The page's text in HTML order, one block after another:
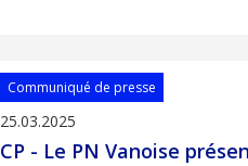
Communiqué de presse
25.03.2025
CP - Le PN Vanoise